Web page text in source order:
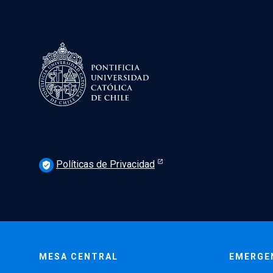
verified_user Políticas de Privacidad
MESA CENTRAL